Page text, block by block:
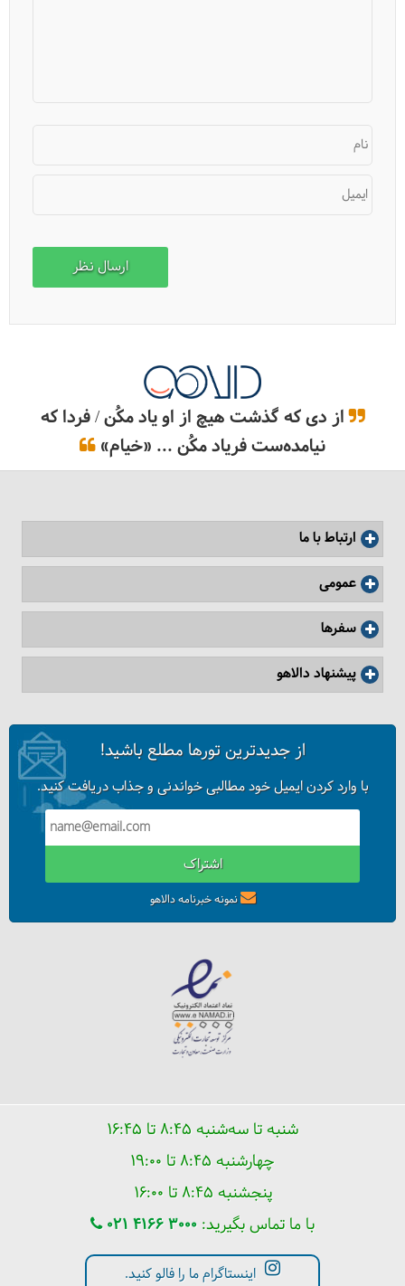
نام
ایمیل
از دی که گذشت هیچ از او یاد مکُن / فردا که
نیامده‌ست فریاد مکُن ... «خیام»
ارتباط با ما
عمومی
سفرها
پیشنهاد دالاهو
از جدیدترین تورها مطلع باشید!
با وارد کردن ایمیل خود مطالبی خواندنی و جذاب دریافت کنید.
اشتراک
نمونه خبرنامه دالاهو
شنبه تا سه‌شنبه ۸:۴۵ تا ۱۶:۴۵
چهارشنبه ۸:۴۵ تا ۱۹:۰۰
پنجشنبه ۸:۴۵ تا ۱۶:۰۰
با ما تماس بگیرید: 021 4166 3000
اینستاگرام ما را فالو کنید.